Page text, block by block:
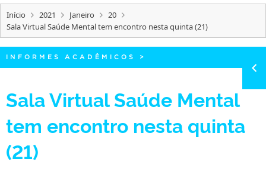
PORTARIAS
TELEFONES
Início 2021 Janeiro
20
Sala Virtual Saúde Mental tem encontro nesta quinta (21)
INFORMES ACADÊMICOS >
Sala Virtual Saúde Mental
tem encontro nesta quinta
(21)